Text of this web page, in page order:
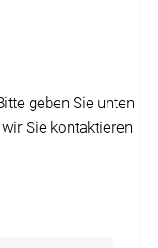
geben Sie unten
Sie kontaktieren